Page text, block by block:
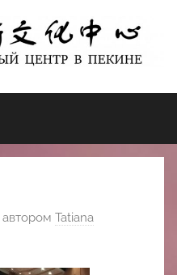
автором Tatiana